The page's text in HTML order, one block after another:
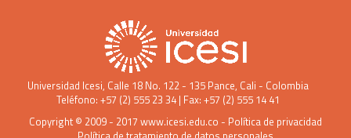
Universidad Icesi, Calle 18 No. 122 - 135 Pance, Cali - Colombia
Teléfono: +57 (2) 555 23 34 | Fax: +57 (2) 555 14 41
Copyright © 2009 - 2017 www.icesi.edu.co - Política de privacidad